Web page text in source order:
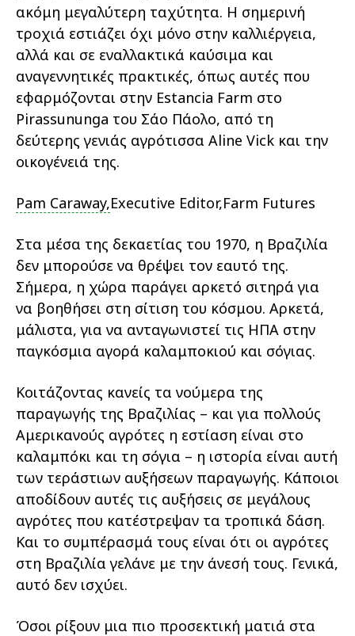
ακόμη μεγαλύτερη ταχύτητα. Η σημερινή
τροχιά εστιάζει όχι μόνο στην καλλιέργεια,
αλλά και σε εναλλακτικά καύσιμα και
αναγεννητικές πρακτικές, όπως αυτές που
εφαρμόζονται στην Estancia Farm στο
Pirassununga του Σάο Πάολο, από τη
δεύτερης γενιάς αγρότισσα Aline Vick και την
οικογένειά της.
Pam Caraway,Executive Editor,Farm Futures
Στα μέσα της δεκαετίας του 1970, η Βραζιλία
δεν μπορούσε να θρέψει τον εαυτό της.
Σήμερα, η χώρα παράγει αρκετό σιτηρά για
να βοηθήσει στη σίτιση του κόσμου. Αρκετά,
μάλιστα, για να ανταγωνιστεί τις ΗΠΑ στην
παγκόσμια αγορά καλαμποκιού και σόγιας.
Κοιτάζοντας κανείς τα νούμερα της
παραγωγής της Βραζιλίας – και για πολλούς
Αμερικανούς αγρότες η εστίαση είναι στο
καλαμπόκι και τη σόγια – η ιστορία είναι αυτή
των τεράστιων αυξήσεων παραγωγής. Κάποιοι
αποδίδουν αυτές τις αυξήσεις σε μεγάλους
αγρότες που κατέστρεψαν τα τροπικά δάση.
Και το συμπέρασμά τους είναι ότι οι αγρότες
στη Βραζιλία γελάνε με την άνεσή τους. Γενικά,
αυτό δεν ισχύει.
Όσοι ρίξουν μια πιο προσεκτική ματιά στα